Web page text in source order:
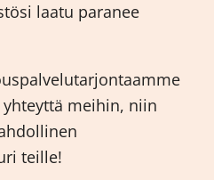
laatu paranee
meihin, niin
teille!